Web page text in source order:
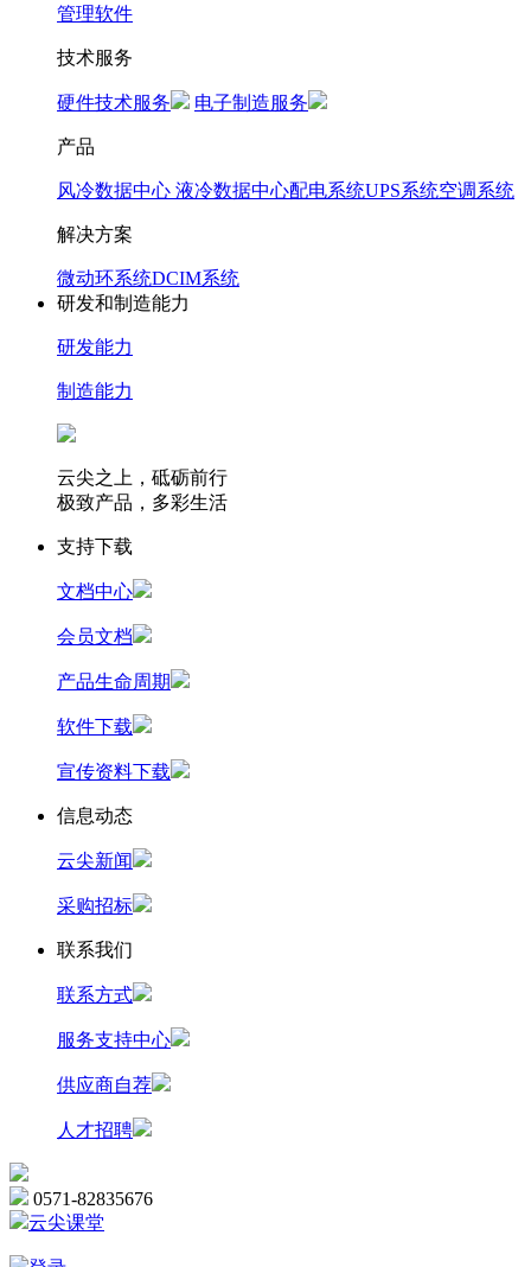
管理软件
技术服务
硬件技术服务 电子制造服务
产品
风冷数据中心 液冷数据中心配电系统UPS系统空调系统
解决方案
微动环系统DCIM系统
研发和制造能力
研发能力
制造能力
云尖之上，砥砺前行
极致产品，多彩生活
支持下载
文档中心
会员文档
产品生命周期
软件下载
宣传资料下载
信息动态
云尖新闻
采购招标
联系我们
联系方式
服务支持中心
供应商自荐
人才招聘
0571-82835676
云尖课堂